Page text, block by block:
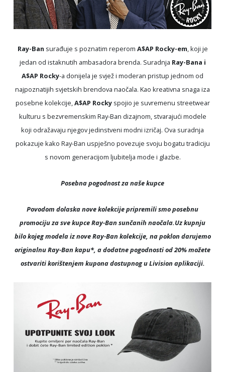
Ray-Ban surađuje s poznatim reperom A$AP Rocky-em, koji je
jedan od istaknutih ambasadora brenda. Suradnja Ray-Bana i
A$AP Rocky-a donijela je svjež i moderan pristup jednom od
najpoznatijih svjetskih brendova naočala. Kao kreativna snaga iza
posebne kolekcije,A$AP Rockyspojio je suvremenu streetwear
kulturu s bezvremenskim Ray-Ban dizajnom, stvarajući modele
koji odražavaju njegov jedinstveni modni izričaj. Ova suradnja
pokazuje kako Ray-Ban uspješno povezuje svoju bogatu tradiciju
s novom generacijom ljubitelja mode i glazbe.
Posebna pogodnost za naše kupce
Povodom dolaska nove kolekcije pripremili smo posebnu
promociju za sve kupce Ray-Ban sunčanih naočala.Uz kupnju
bilo kojeg modela iz nove Ray-Ban kolekcije, na poklon darujemo
originalnu Ray-Ban kapu*, a dodatne pogodnosti od 20% možete
ostvariti korištenjem kupona dostupnog u Livision aplikaciji.